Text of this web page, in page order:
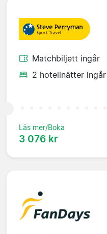
Matchbiljett ingår
2 hotellnätter ingår
Läs mer/Boka
3 076 kr